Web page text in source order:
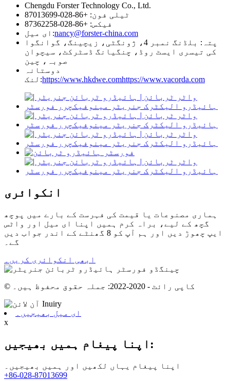
Chengdu Forster Technology Co., Ltd.
ٹیلی فون: +86-028-87013699
فیکس: +86-028-87362258
ای میل:nancy@forster-china.com
پتہ: بلڈنگ نمبر 4، ژونگٹی، زیچینگ، گوانگوا
کی تیسری ایسٹ روڈ، چنگیانگ ڈسٹرکٹ، سیچوان
صوبہ، چین
دوستانہ
لنک:https://www.hkdwe.comhttps://www.vacorda.com
انکوائری
ہماری مصنوعات یا قیمت کی فہرست کے بارے میں پوچھ
گچھ کے لیے، براہ کرم ہمیں اپنا ای میل اور واٹس
ایپ چھوڑ دیں اور ہم آپ کو 8 گھنٹے کے اندر جواب دیں
گے۔
ابھی انکوائری کریں۔
© کاپی رائٹ - 2020-2022: جملہ حقوق محفوظ ہیں۔
ای میل بھیجیں۔
x
اپنا پیغام ہمیں بھیجیں:
اپنا پیغام یہاں لکھیں اور ہمیں بھیجیں۔
+86-028-87013699